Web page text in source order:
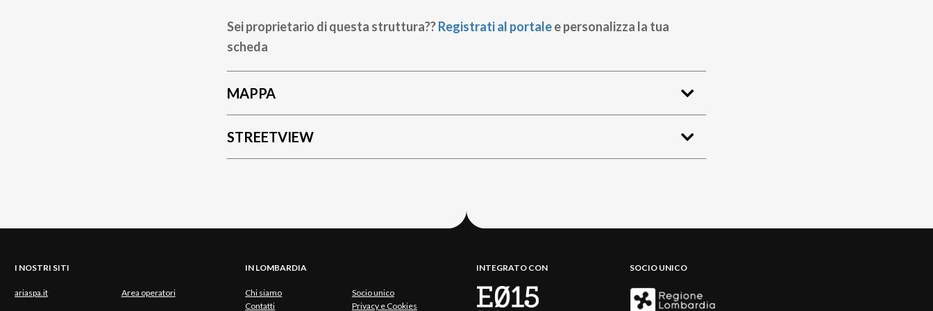
Sei proprietario di questa struttura??Registrati al portalee personalizza la tua
scheda
MAPPA
STREETVIEW
I NOSTRI SITI
ariaspa.it Area operatori
IN LOMBARDIA
Chi siamo
Socio unico
Contatti
Privacy e Cookies
INTEGRATO CON SOCIO UNICO